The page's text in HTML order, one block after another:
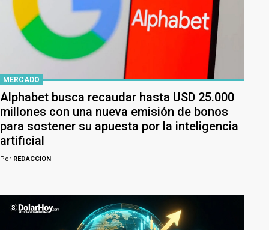
MERCADO
Alphabet busca recaudar hasta USD 25.000
millones con una nueva emisión de bonos
para sostener su apuesta por la inteligencia
artificial
Por REDACCION